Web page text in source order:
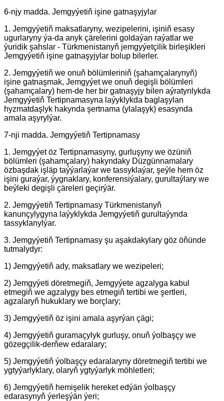
6-njy madda. Jemgyýetiň işine gatnaşyjylar
1. Jemgyýetiň maksatlaryny, wezipelerini, işiniň esasy
ugurlaryny ýa-da anyk çärelerini goldaýan raýatlar we
ýuridik şahslar - Türkmenistanyň jemgyýetçilik birleşikleri
Jemgyýetiň işine gatnaşyjylar bolup bilerler.
2. Jemgyýetiň we onuň bölümleriniň (şahamçalarynyň)
işine gatnaşmak, Jemgyýet we onuň degişli bölümleri
(şahamçalary) hem-de her bir gatnaşyjy bilen aýratynlykda
Jemgyýetiň Tertipnamasyna laýyklykda baglaşylan
hyzmatdaşlyk hakynda şertnama (ylalaşyk) esasynda
amala aşyrylýar.
7-nji madda. Jemgyýetiň Tertipnamasy
1. Jemgyýet öz Tertipnamasyny, gurluşyny we özüniň
bölümleri (şahamçalary) hakyndaky Düzgünnamalary
özbaşdak işläp taýýarlaýar we tassyklaýar, şeýle hem öz
işini guraýar, ýygnaklary, konferensiýalary, gurultaýlary we
beýleki degişli çäreleri geçirýär.
2. Jemgyýetiň Tertipnamasy Türkmenistanyň
kanunçylygyna laýyklykda Jemgyýetiň gurultaýynda
tassyklanylýar.
3. Jemgyýetiň Tertipnamasy şu aşakdakylary göz öňünde
tutmalydyr:
1) Jemgyýetiň ady, maksatlary we wezipeleri;
2) Jemgyýeti döretmegiň, Jemgyýete agzalyga kabul
etmegiň we agzalygy bes etmegiň tertibi we şertleri,
agzalaryň hukuklary we borçlary;
3) Jemgyýetiň öz işini amala aşyrýan çägi;
4) Jemgyýetiň guramaçylyk gurluşy, onuň ýolbaşçy we
gözegçilik-derňew edaralary;
5) Jemgyýetiň ýolbaşçy edaralaryny döretmegiň tertibi we
ygtyýarlyklary, olaryň ygtyýarlyk möhletleri;
6) Jemgyýetiň hemişelik hereket edýän ýolbaşçy
edarasynyň ýerleşýän ýeri;